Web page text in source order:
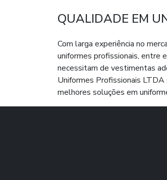
QUALIDADE EM
Com larga experiência no
uniformes profissionais, entre
necessitam de vestimentas
Uniformes Profissionais
melhores soluções em